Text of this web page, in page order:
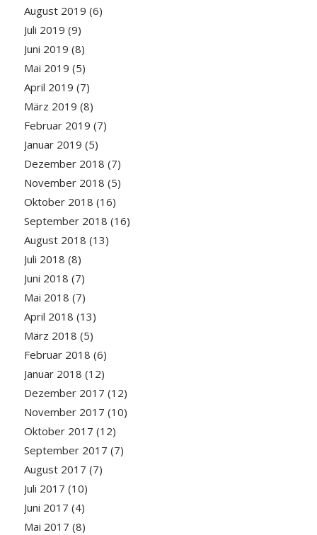
August 2019 (6)
Juli 2019 (9)
Juni 2019 (8)
Mai 2019 (5)
April 2019 (7)
März 2019 (8)
Februar 2019 (7)
Januar 2019 (5)
Dezember 2018 (7)
November 2018 (5)
Oktober 2018 (16)
September 2018 (16)
August 2018 (13)
Juli 2018 (8)
Juni 2018 (7)
Mai 2018 (7)
April 2018 (13)
März 2018 (5)
Februar 2018 (6)
Januar 2018 (12)
Dezember 2017 (12)
November 2017 (10)
Oktober 2017 (12)
September 2017 (7)
August 2017 (7)
Juli 2017 (10)
Juni 2017 (4)
Mai 2017 (8)